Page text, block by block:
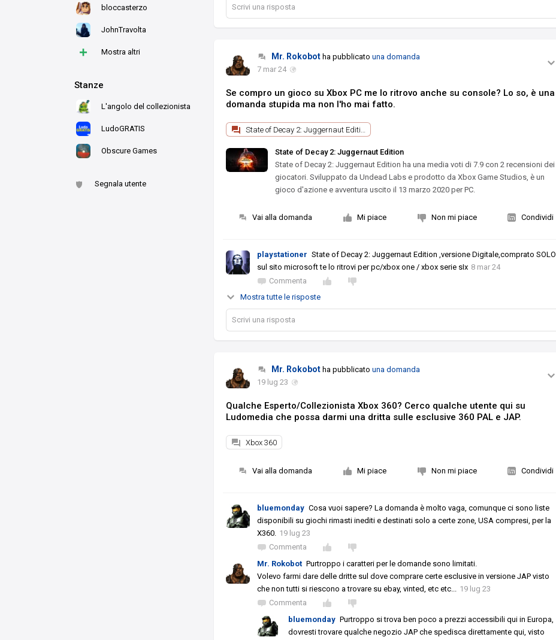
bloccasterzo
JohnTravolta
+ Mostra altri
Stanze
L'angolo del collezionista
LudoGRATIS
Obscure Games
Segnala utente
Scrivi una risposta
Mr. Rokobot ha pubblicatouna domanda
7 mar 24
Se compro un gioco su Xbox PC me lo ritrovo anche su console? Lo so, è una
domanda stupida ma non l'ho mai fatto.
State of Decay 2: Juggernaut Edition
State of Decay 2: Juggernaut Edition
State of Decay 2: Juggernaut Edition ha una media voti di 7.9 con 2 recensioni dei
giocatori. Sviluppato da Undead Labs e prodotto da Xbox Game Studios, è un
gioco d'azione e avventura uscito il 13 marzo 2020 per PC.
Vai alla domanda Mi piace Non mi piace Condividi
playstationer State of Decay 2: Juggernaut Edition ,versione Digitale,comprato SOLO
sul sito microsoft te lo ritrovi per pc/xbox one / xbox serie sIx 8 mar 24
Commenta
Mostra tutte le risposte
Scrivi una risposta
Mr. Rokobot ha pubblicatouna domanda
19 lug 23
Qualche Esperto/Collezionista Xbox 360? Cerco qualche utente qui su
Ludomedia che possa darmi una dritta sulle esclusive 360 PAL e JAP.
Xbox 360
Vai alla domanda Mi piace Non mi piace Condividi
bluemonday Cosa vuoi sapere? La domanda è molto vaga, comunque ci sono liste
disponibili su giochi rimasti inediti e destinati solo a certe zone, USA compresi, per la
X360. 19 lug 23
Commenta
Mr. Rokobot Purtroppo i caratteri per le domande sono limitati.
Volevo farmi dare delle dritte sul dove comprare certe esclusive in versione JAP visto
che non tutti si riescono a trovare su ebay, vinted, etc etc... 19 lug 23
Commenta
bluemonday Purtroppo si trova ben poco a prezzi accessibili qui in Europa,
dovresti trovare qualche negozio JAP che spedisca direttamente qui, visto